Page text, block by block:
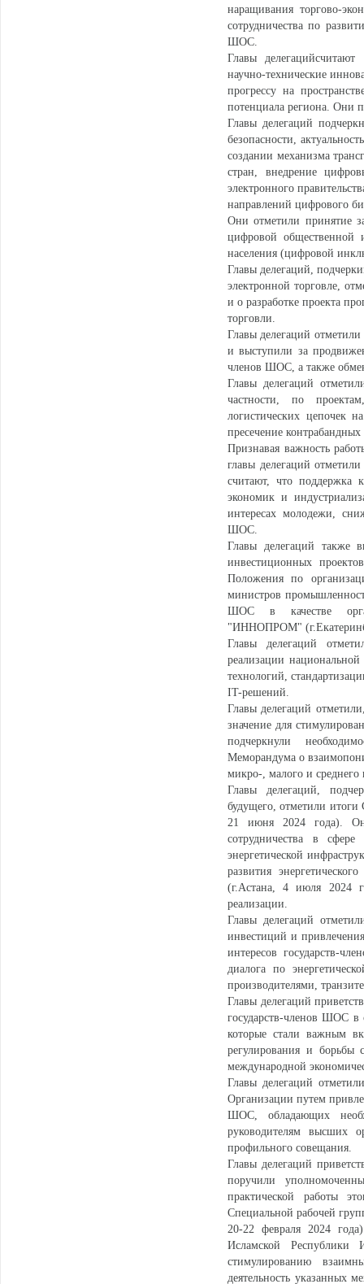
наращивания торгово-
сотрудничества по
ШОС.
Главы
научно-технические
прогрессу на
потенциала региона. Они
Главы делегаций
безопасности,
создании механизма
стран, внедрение
электронного
направлений цифрового
Они отметили принятие
цифровой общественной
населения (цифровой
Главы делегаций,
электронной торговле,
и о разработке проекта
торговли.
Главы делегаций
и выступили за
членов ШОС, а также
Главы делегаций
частности, по
логистических цепочек
пресечение контрабандных
Признавая важность
главы делегаций
считают, что поддержка
экономик и
интересах молодежи,
ШОС.
Главы делегаций также
инвестиционных
Положения по
министров
ШОС в качестве
"ИННОПРОМ"
Главы делегаций
реализации
технологий,
IT-решений.
Главы делегаций
значение для
подчеркнули
Меморандума о
микро-, малого и
Главы делегаций,
будущего, отметили
21 июня 2024 года). Они
сотрудничества в
энергетической
развития
(г.Астана, 4 июля 2024
реализации.
Главы делегаций
инвестиций и
интересов государств-
диалога по
производителями,
Главы делегаций
государств-членов ШОС в
которые стали важным
регулирования и борьбы
международной
Главы делегаций
Организации путем
ШОС, обладающих
руководителям высших
профильного совещания.
Главы делегаций
поручили
практической работы
Специальной рабочей
20-22 февраля 2024
Исламской
стимулированию
деятельность указанных